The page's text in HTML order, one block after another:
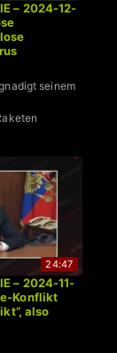
– 2024-12-
seinem
24:47
– 2024-11-
Konflikt
also